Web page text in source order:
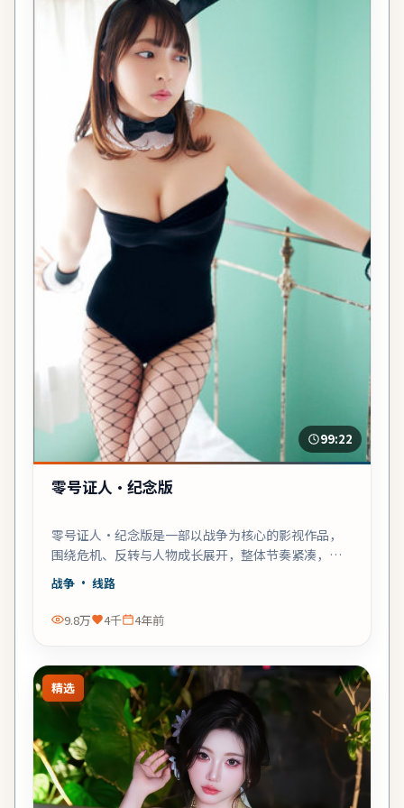
99:22
零号证人·纪念版
零号证人·纪念版是一部以战争为核心的影视作品，
围绕危机、反转与人物成长展开，整体节奏紧凑，值
得推荐观看。
战争 · 线路
9.8万 4千 4年前
精选